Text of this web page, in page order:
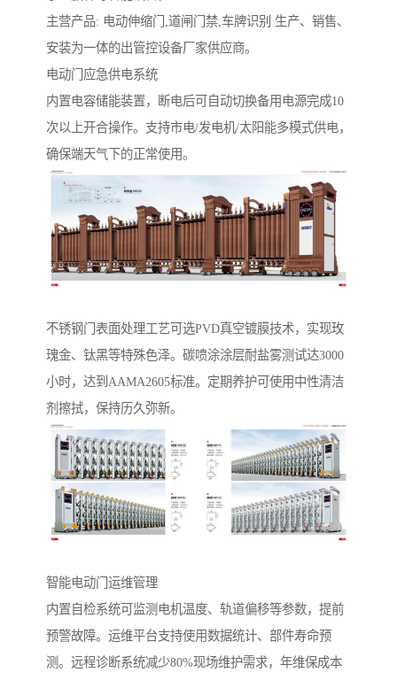
主营产品: 电动伸缩门,道闸门禁,车牌识别 生产、销售、
安装为一体的出管控设备厂家供应商。
电动门应急供电系统‌
内置电容储能装置，断电后可自动切换备用电源完成10
次以上开合操作。支持市电/发电机/太阳能多模式供电，
确保端天气下的正常使用。
‌不锈钢门表面处理工艺‌可选PVD真空镀膜技术，实现玫
瑰金、钛黑等特殊色泽。碳喷涂涂层耐盐雾测试达3000
小时，达到AAMA2605标准。定期养护可使用中性清洁
剂擦拭，保持历久弥新。
智能电动门运维管理‌
内置自检系统可监测电机温度、轨道偏移等参数，提前
预警故障。运维平台支持使用数据统计、部件寿命预
测。远程诊断系统减少80%现场维护需求，年维保成本